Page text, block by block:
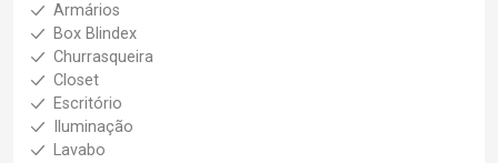
Armários
Box Blindex
Churrasqueira
Closet
Escritório
Iluminação
Lavabo